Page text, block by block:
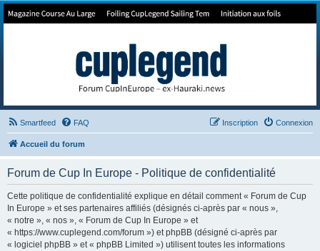
Forum de Cup In Europe
Smartfeed FAQ Connexion
Inscription
Accueil du forum
Forum de Cup In Europe - Politique de confidentialité
Cette politique de confidentialité explique en détail comment « Forum de Cup
In Europe » et ses partenaires affiliés (désignés ci-après par « nous »,
« notre », « nos », « Forum de Cup In Europe » et
« https://www.cuplegend.com/forum ») et phpBB (désigné ci-après par
« logiciel phpBB » et « phpBB Limited ») utilisent toutes les informations